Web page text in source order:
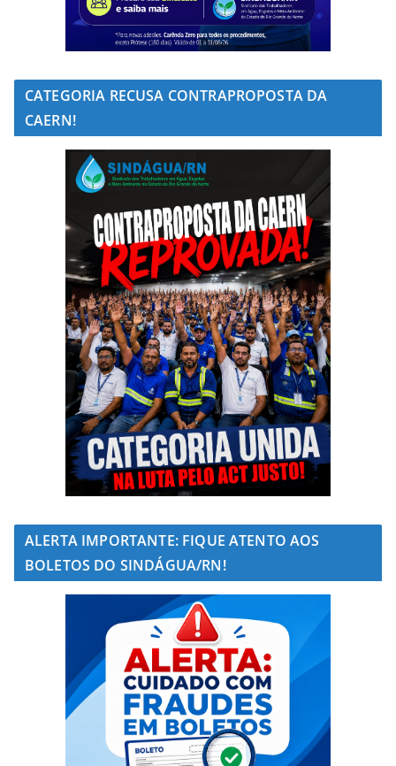
CATEGORIA RECUSA CONTRAPROPOSTA DA
CAERN!
ALERTA IMPORTANTE: FIQUE ATENTO AOS
BOLETOS DO SINDÁGUA/RN!